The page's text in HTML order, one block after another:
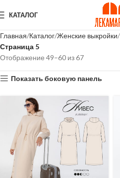
КАТАЛОГ
Главная Каталог Женские выкройки
Страница 5
Отображение 49–60 из 67
Показать боковую панель